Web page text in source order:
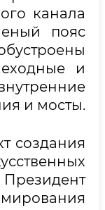
канала
пояс
и
и мосты.
создания